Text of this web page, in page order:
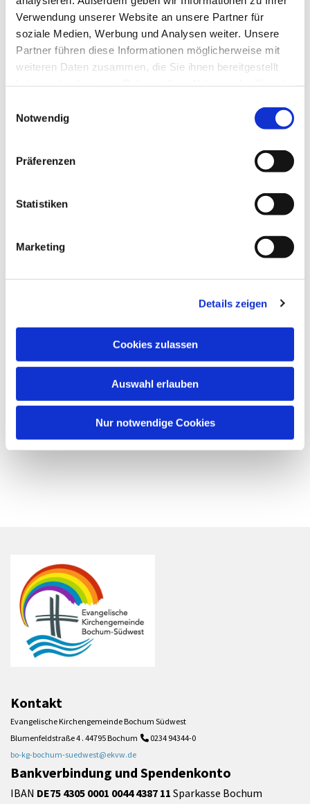
Verwendung unserer Website an unsere Partner für
soziale Medien, Werbung und Analysen weiter. Unsere
Partner führen diese Informationen möglicherweise mit
weiteren Daten zusammen, die Sie ihnen bereitgestellt
Notwendig
Präferenzen
Statistiken
Marketing
Details zeigen
Cookies zulassen
Auswahl erlauben
Nur notwendige Cookies
Dies könnte Sie auch interessieren
Kontakt
Evangelische Kirchengemeinde Bochum Südwest
Blumenfeldstraße 4 . 44795 Bochum  0234 94344-0
bo-kg-bochum-suedwest@ekvw.de
Bankverbindung und Spendenkonto
IBAN DE75 4305 0001 0044 4387 11 Sparkasse Bochum